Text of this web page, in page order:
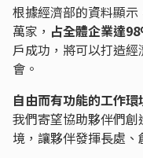
根據經濟部的資料顯
萬家， 占全體企業達
戶成功，將可以打造
會。
自由而有功能的工作環
我們寄望協助夥伴們
境，讓夥伴發揮長處、